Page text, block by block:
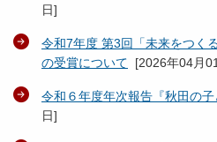
日]
令和7年度 第3回「未来をつく
の受賞について [2026年04月
令和６年度年次報告『秋田の子
日]